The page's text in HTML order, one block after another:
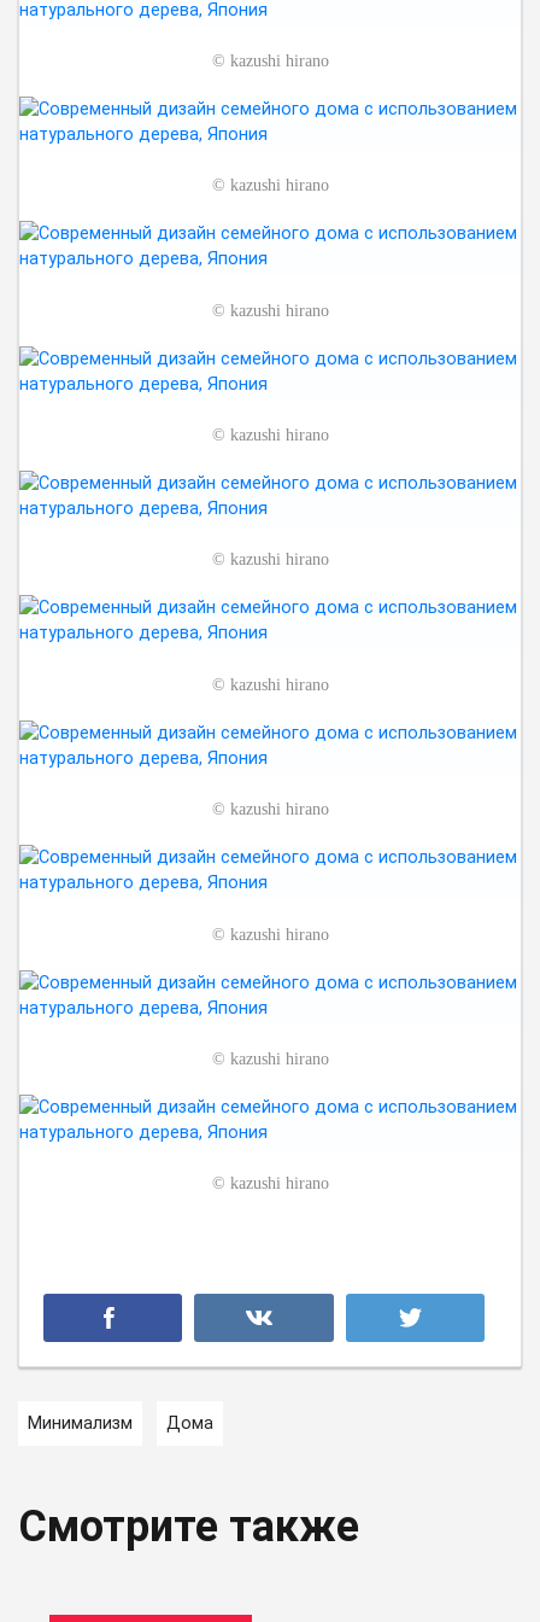
© kazushi hirano
© kazushi hirano
© kazushi hirano
© kazushi hirano
© kazushi hirano
© kazushi hirano
© kazushi hirano
© kazushi hirano
© kazushi hirano
© kazushi hirano
Минимализм Дома
Смотрите также